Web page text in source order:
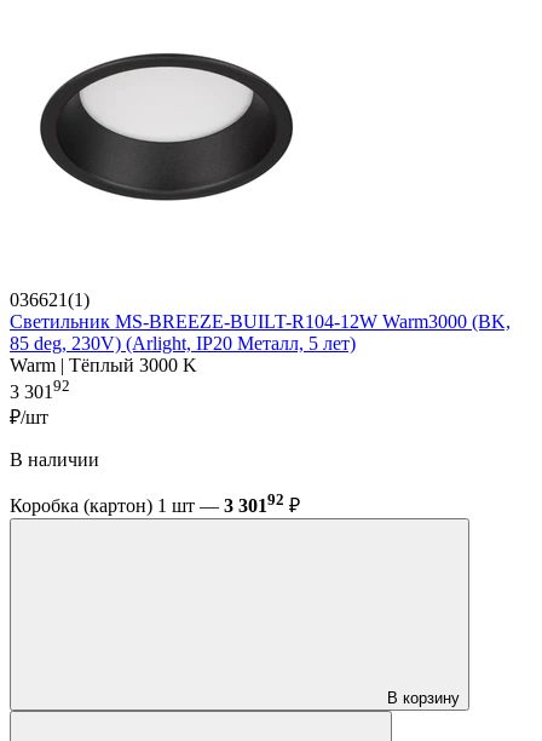
036621(1)
Светильник MS-BREEZE-BUILT-R104-12W Warm3000 (BK,
85 deg, 230V) (Arlight, IP20 Металл, 5 лет)
Warm | Тёплый 3000 K
3 301 92
₽/шт
В наличии
Коробка (картон) 1 шт — 3 30192 ₽
В корзину